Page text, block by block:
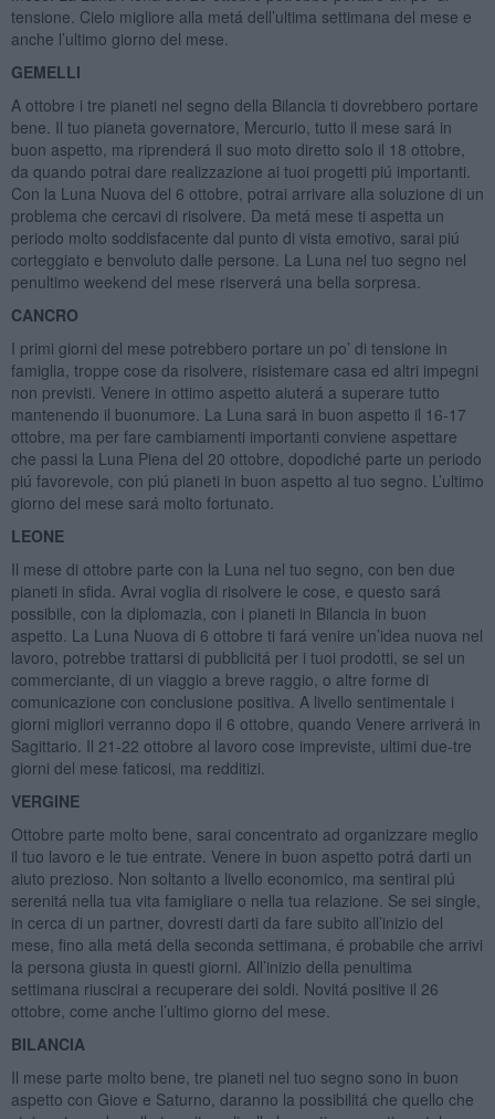
tensione. Cielo migliore alla metá dell’ultima settimana del mese e
anche l’ultimo giorno del mese.
GEMELLI
A ottobre i tre pianeti nel segno della Bilancia ti dovrebbero portare
bene. Il tuo pianeta governatore, Mercurio, tutto il mese sará in
buon aspetto, ma riprenderá il suo moto diretto solo il 18 ottobre,
da quando potrai dare realizzazione ai tuoi progetti piú importanti.
Con la Luna Nuova del 6 ottobre, potrai arrivare alla soluzione di un
problema che cercavi di risolvere. Da metá mese ti aspetta un
periodo molto soddisfacente dal punto di vista emotivo, sarai piú
corteggiato e benvoluto dalle persone. La Luna nel tuo segno nel
penultimo weekend del mese riserverá una bella sorpresa.
CANCRO
I primi giorni del mese potrebbero portare un po’ di tensione in
famiglia, troppe cose da risolvere, risistemare casa ed altri impegni
non previsti. Venere in ottimo aspetto aiuterá a superare tutto
mantenendo il buonumore. La Luna sará in buon aspetto il 16-17
ottobre, ma per fare cambiamenti importanti conviene aspettare
che passi la Luna Piena del 20 ottobre, dopodiché parte un periodo
piú favorevole, con piú pianeti in buon aspetto al tuo segno. L’ultimo
giorno del mese sará molto fortunato.
LEONE
Il mese di ottobre parte con la Luna nel tuo segno, con ben due
pianeti in sfida. Avrai voglia di risolvere le cose, e questo sará
possibile, con la diplomazia, con i pianeti in Bilancia in buon
aspetto. La Luna Nuova di 6 ottobre ti fará venire un’idea nuova nel
lavoro, potrebbe trattarsi di pubblicitá per i tuoi prodotti, se sei un
commerciante, di un viaggio a breve raggio, o altre forme di
comunicazione con conclusione positiva. A livello sentimentale i
giorni migliori verranno dopo il 6 ottobre, quando Venere arriverá in
Sagittario. Il 21-22 ottobre al lavoro cose impreviste, ultimi due-tre
giorni del mese faticosi, ma redditizi.
VERGINE
Ottobre parte molto bene, sarai concentrato ad organizzare meglio
il tuo lavoro e le tue entrate. Venere in buon aspetto potrá darti un
aiuto prezioso. Non soltanto a livello economico, ma sentirai piú
serenitá nella tua vita famigliare o nella tua relazione. Se sei single,
in cerca di un partner, dovresti darti da fare subito all’inizio del
mese, fino alla metá della seconda settimana, é probabile che arrivi
la persona giusta in questi giorni. All’inizio della penultima
settimana riuscirai a recuperare dei soldi. Novitá positive il 26
ottobre, come anche l’ultimo giorno del mese.
BILANCIA
Il mese parte molto bene, tre pianeti nel tuo segno sono in buon
aspetto con Giove e Saturno, daranno la possibilitá che quello che